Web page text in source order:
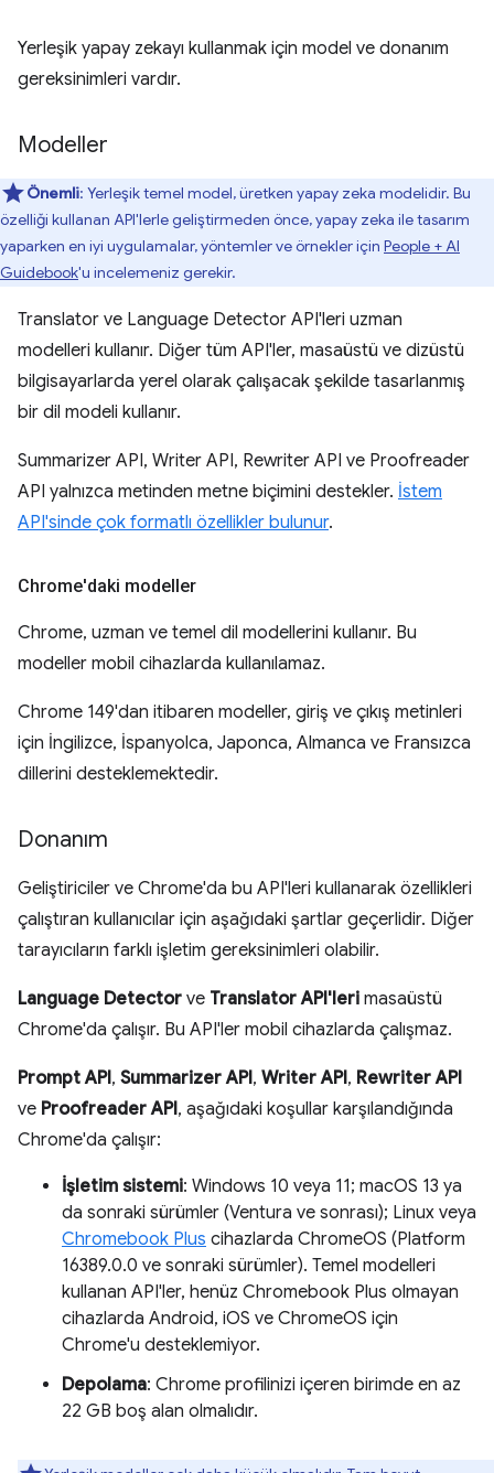
Yerleşik yapay zekayı kullanmak için model ve donanım
gereksinimleri vardır.
Modeller
Önemli: Yerleşik temel model, üretken yapay zeka modelidir. Bu
özelliği kullanan API'lerle geliştirmeden önce, yapay zeka ile tasarım
yaparken en iyi uygulamalar, yöntemler ve örnekler için People + AI
Guidebook'u incelemeniz gerekir.
Translator ve Language Detector API'leri uzman
modelleri kullanır. Diğer tüm API'ler, masaüstü ve dizüstü
bilgisayarlarda yerel olarak çalışacak şekilde tasarlanmış
bir dil modeli kullanır.
Summarizer API, Writer API, Rewriter API ve Proofreader
API yalnızca metinden metne biçimini destekler. İstem
API'sinde çok formatlı özellikler bulunur.
Chrome'daki modeller
Chrome, uzman ve temel dil modellerini kullanır. Bu
modeller mobil cihazlarda kullanılamaz.
Chrome 149'dan itibaren modeller, giriş ve çıkış metinleri
için İngilizce, İspanyolca, Japonca, Almanca ve Fransızca
dillerini desteklemektedir.
Donanım
Geliştiriciler ve Chrome'da bu API'leri kullanarak özellikleri
çalıştıran kullanıcılar için aşağıdaki şartlar geçerlidir. Diğer
tarayıcıların farklı işletim gereksinimleri olabilir.
Language Detector ve Translator API'leri masaüstü
Chrome'da çalışır. Bu API'ler mobil cihazlarda çalışmaz.
Prompt API, Summarizer API, Writer API, Rewriter API
ve Proofreader API, aşağıdaki koşullar karşılandığında
Chrome'da çalışır:
İşletim sistemi: Windows 10 veya 11; macOS 13 ya
da sonraki sürümler (Ventura ve sonrası); Linux veya
Chromebook Plus cihazlarda ChromeOS (Platform
16389.0.0 ve sonraki sürümler). Temel modelleri
kullanan API'ler, henüz Chromebook Plus olmayan
cihazlarda Android, iOS ve ChromeOS için
Chrome'u desteklemiyor.
Depolama: Chrome profilinizi içeren birimde en az
22 GB boş alan olmalıdır.